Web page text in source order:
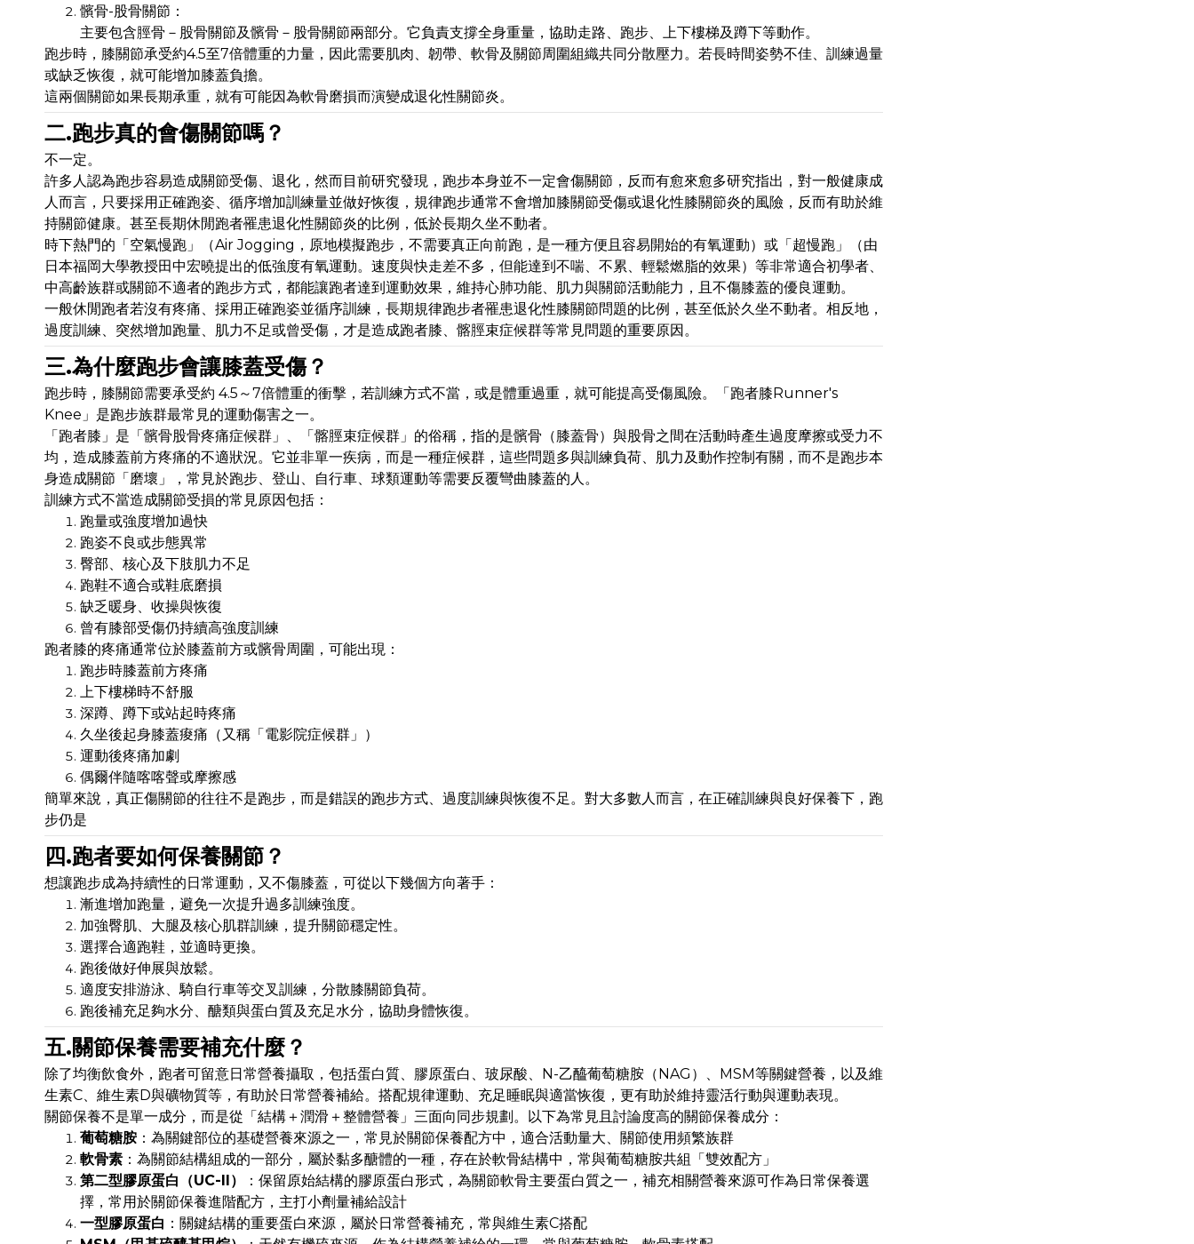
髕骨-股骨關節：
主要包含脛骨－股骨關節及髕骨－股骨關節兩部分。它負責支撐全身重量，協助走路、跑步、上下樓梯及蹲下等動作。
跑步時，膝關節承受約4.5至7倍體重的力量，因此需要肌肉、韌帶、軟骨及關節周圍組織共同分散壓力。若長時間姿勢不佳、訓練過量
或缺乏恢復，就可能增加膝蓋負擔。
這兩個關節如果長期承重，就有可能因為軟骨磨損而演變成退化性關節炎。
二.跑步真的會傷關節嗎？
不一定。
許多人認為跑步容易造成關節受傷、退化，然而目前研究發現，跑步本身並不一定會傷關節，反而有愈來愈多研究指出，對一般健康成
人而言，只要採用正確跑姿、循序增加訓練量並做好恢復，規律跑步通常不會增加膝關節受傷或退化性膝關節炎的風險，反而有助於維
持關節健康。甚至長期休閒跑者罹患退化性關節炎的比例，低於長期久坐不動者。
時下熱門的「空氣慢跑」（Air Jogging，原地模擬跑步，不需要真正向前跑，是一種方便且容易開始的有氧運動）或「超慢跑」（由
日本福岡大學教授田中宏曉提出的低強度有氧運動。速度與快走差不多，但能達到不喘、不累、輕鬆燃脂的效果）等非常適合初學者、
中高齡族群或關節不適者的跑步方式，都能讓跑者達到運動效果，維持心肺功能、肌力與關節活動能力，且不傷膝蓋的優良運動。
一般休閒跑者若沒有疼痛、採用正確跑姿並循序訓練，長期規律跑步者罹患退化性膝關節問題的比例，甚至低於久坐不動者。相反地，
過度訓練、突然增加跑量、肌力不足或曾受傷，才是造成跑者膝、髂脛束症候群等常見問題的重要原因。
三.為什麼跑步會讓膝蓋受傷？
跑步時，膝關節需要承受約 4.5～7倍體重的衝擊，若訓練方式不當，或是體重過重，就可能提高受傷風險。「跑者膝Runner's
Knee」是跑步族群最常見的運動傷害之一。
「跑者膝」是「髕骨股骨疼痛症候群」、「髂脛束症候群」的俗稱，指的是髕骨（膝蓋骨）與股骨之間在活動時產生過度摩擦或受力不
均，造成膝蓋前方疼痛的不適狀況。它並非單一疾病，而是一種症候群，這些問題多與訓練負荷、肌力及動作控制有關，而不是跑步本
身造成關節「磨壞」，常見於跑步、登山、自行車、球類運動等需要反覆彎曲膝蓋的人。
訓練方式不當造成關節受損的常見原因包括：
跑量或強度增加過快
跑姿不良或步態異常
臀部、核心及下肢肌力不足
跑鞋不適合或鞋底磨損
缺乏暖身、收操與恢復
曾有膝部受傷仍持續高強度訓練
跑者膝的疼痛通常位於膝蓋前方或髕骨周圍，可能出現：
跑步時膝蓋前方疼痛
上下樓梯時不舒服
深蹲、蹲下或站起時疼痛
久坐後起身膝蓋痠痛（又稱「電影院症候群」）
運動後疼痛加劇
偶爾伴隨喀喀聲或摩擦感
簡單來說，真正傷關節的往往不是跑步，而是錯誤的跑步方式、過度訓練與恢復不足。對大多數人而言，在正確訓練與良好保養下，跑
步仍是
四.跑者要如何保養關節？
想讓跑步成為持續性的日常運動，又不傷膝蓋，可從以下幾個方向著手：
漸進增加跑量，避免一次提升過多訓練強度。
加強臀肌、大腿及核心肌群訓練，提升關節穩定性。
選擇合適跑鞋，並適時更換。
跑後做好伸展與放鬆。
適度安排游泳、騎自行車等交叉訓練，分散膝關節負荷。
跑後補充足夠水分、醣類與蛋白質及充足水分，協助身體恢復。
五.關節保養需要補充什麼？
除了均衡飲食外，跑者可留意日常營養攝取，包括蛋白質、膠原蛋白、玻尿酸、N-乙醯葡萄糖胺（NAG）、MSM等關鍵營養，以及維
生素C、維生素D與礦物質等，有助於日常營養補給。搭配規律運動、充足睡眠與適當恢復，更有助於維持靈活行動與運動表現。
關節保養不是單一成分，而是從「結構＋潤滑＋整體營養」三面向同步規劃。以下為常見且討論度高的關節保養成分：
葡萄糖胺 ：為關鍵部位的基礎營養來源之一，常見於關節保養配方中，適合活動量大、關節使用頻繁族群
軟骨素 ：為關節結構組成的一部分，屬於黏多醣體的一種，存在於軟骨結構中，常與葡萄糖胺共組「雙效配方」
第二型膠原蛋白（UC-II）
：保留原始結構的膠原蛋白形式，為關節軟骨主要蛋白質之一，補充相關營養來源可作為日常保養選
擇，常用於關節保養進階配方，主打小劑量補給設計
一型膠原蛋白 ：關鍵結構的重要蛋白來源，屬於日常營養補充，常與維生素C搭配